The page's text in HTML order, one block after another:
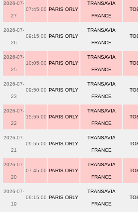
2026-07-
27
07:45:00 PARIS ORLY
TRANSAVIA
FRANCE
2026-07-
26
09:15:00 PARIS ORLY
TRANSAVIA
FRANCE
2026-07-
25
10:05:00 PARIS ORLY
TRANSAVIA
FRANCE
2026-07-
23
09:50:00 PARIS ORLY
TRANSAVIA
FRANCE
2026-07-
22
15:55:00 PARIS ORLY
TRANSAVIA
FRANCE
2026-07-
21
09:55:00 PARIS ORLY
TRANSAVIA
FRANCE
2026-07-
20
07:45:00 PARIS ORLY
TRANSAVIA
FRANCE
2026-07-
19
09:15:00 PARIS ORLY
TRANSAVIA
FRANCE